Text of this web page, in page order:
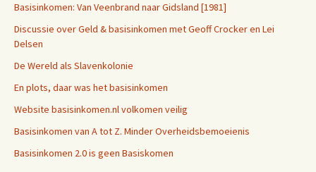
Basisinkomen: Van Veenbrand naar Gidsland [1981]
Discussie over Geld & basisinkomen met Geoff Crocker en Lei
Delsen
De Wereld als Slavenkolonie
En plots, daar was het basisinkomen
Website basisinkomen.nl volkomen veilig
Basisinkomen van A tot Z. Minder Overheidsbemoeienis
Basisinkomen 2.0 is geen Basiskomen